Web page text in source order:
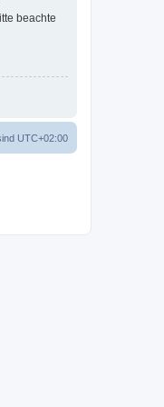
beachte
UTC+02:00